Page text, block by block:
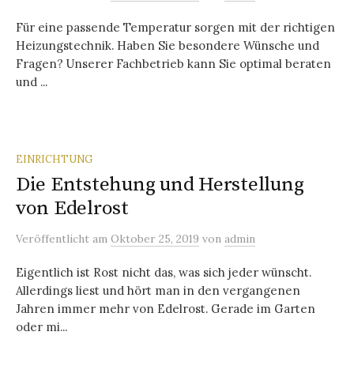
Für eine passende Temperatur sorgen mit der richtigen
Heizungstechnik. Haben Sie besondere Wünsche und
Fragen? Unserer Fachbetrieb kann Sie optimal beraten
und ...
EINRICHTUNG
Die Entstehung und Herstellung
von Edelrost
Veröffentlicht am Oktober 25, 2019 von admin
Eigentlich ist Rost nicht das, was sich jeder wünscht.
Allerdings liest und hört man in den vergangenen
Jahren immer mehr von Edelrost. Gerade im Garten
oder mi...